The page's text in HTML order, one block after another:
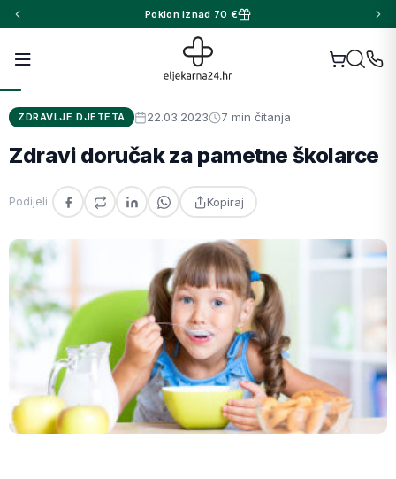
Poklon iznad 70 €
ZDRAVLJE DJETETA 22.03.2023 7 min čitanja
Zdravi doručak za pametne školarce
Podijeli: Kopiraj